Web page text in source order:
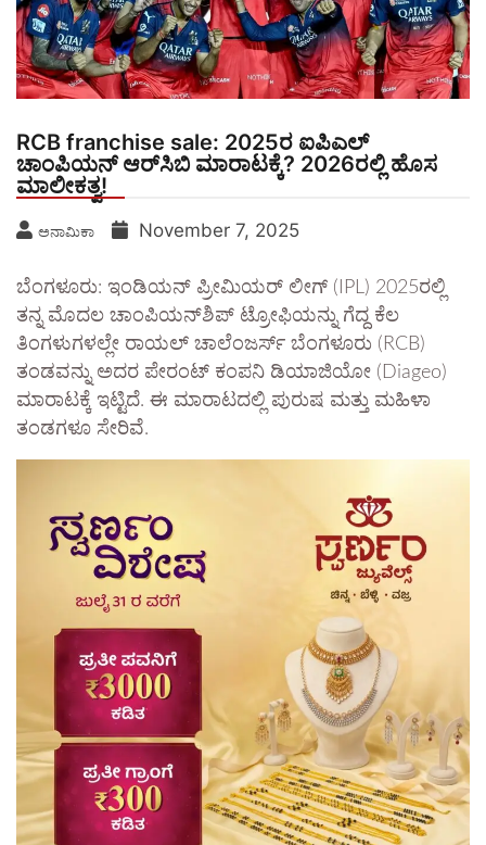
RCB franchise sale: 2025ರ ಐಪಿಎಲ್
ಚಾಂಪಿಯನ್ ಆರ್‌ಸಿಬಿ ಮಾರಾಟಕ್ಕೆ? 2026ರಲ್ಲಿ ಹೊಸ
ಮಾಲೀಕತ್ವ!
ಅನಾಮಿಕಾ November 7, 2025
ಬೆಂಗಳೂರು: ಇಂಡಿಯನ್ ಪ್ರೀಮಿಯರ್ ಲೀಗ್ (IPL) 2025ರಲ್ಲಿ
ತನ್ನ ಮೊದಲ ಚಾಂಪಿಯನ್‌ಶಿಪ್ ಟ್ರೋಫಿಯನ್ನು ಗೆದ್ದ ಕೆಲ
ತಿಂಗಳುಗಳಲ್ಲೇ ರಾಯಲ್ ಚಾಲೆಂಜರ್ಸ್ ಬೆಂಗಳೂರು (RCB)
ತಂಡವನ್ನು ಅದರ ಪೇರಂಟ್ ಕಂಪನಿ ಡಿಯಾಜಿಯೋ (Diageo)
ಮಾರಾಟಕ್ಕೆ ಇಟ್ಟಿದೆ. ಈ ಮಾರಾಟದಲ್ಲಿ ಪುರುಷ ಮತ್ತು ಮಹಿಳಾ
ತಂಡಗಳೂ ಸೇರಿವೆ.